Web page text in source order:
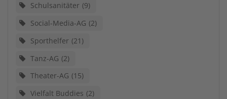
Schulsanitäter 9
Social-Media-AG 2
Sporthelfer 21
Tanz-AG 2
Theater-AG 15
Vielfalt Buddies 2